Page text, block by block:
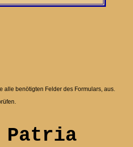
alle benötigten Felder des Formulars, aus.